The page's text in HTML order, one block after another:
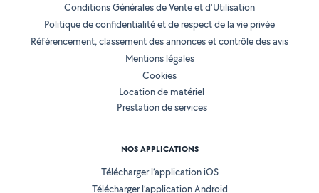
Conditions Générales de Vente et d'Utilisation
Politique de confidentialité et de respect de la vie privée
Référencement, classement des annonces et contrôle des avis
Mentions légales
Cookies
Location de matériel
Prestation de services
NOS APPLICATIONS
Télécharger l’application iOS
Télécharger l’application Android